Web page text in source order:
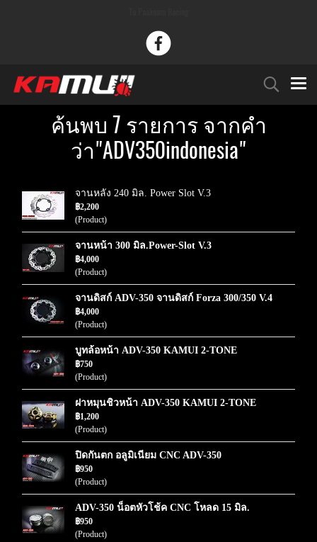
ค้นพบ 7 รายการ จากคำ
ว่า"ADV350indonesia"
จานหลัง 240 มิล. Power Slot V.3
฿2,200
(Product)
จานหน้า 300 มิล.Power-Slot V.3
฿4,000
(Product)
จานดิสก์ ADV-350 จานดิสก์ Forza 300/350 V.4
฿4,000
(Product)
บูทล้อหน้า ADV-350 KAMUI 2-TONE
฿750
(Product)
ฝาหมุนชิวหน้า ADV-350 KAMUI 2-TONE
฿1,200
(Product)
ปิดกันตก อลูมิเนียม CNC ADV-350
฿950
(Product)
ADV-350 น็อตหัวโช้ค CNC โหลด 15 มิล.
฿950
(Product)